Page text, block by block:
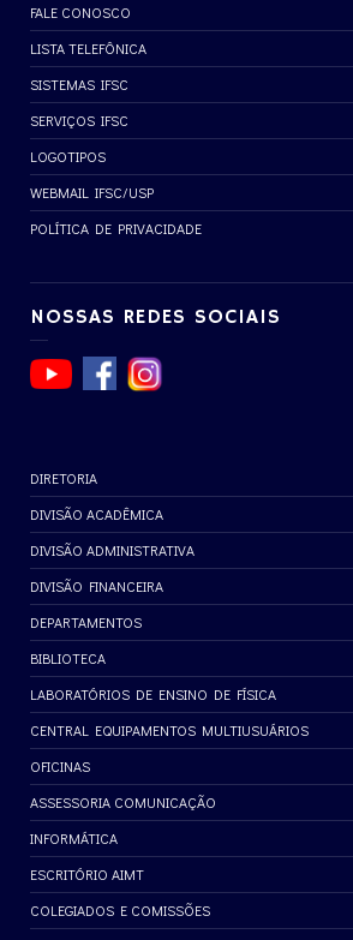
FALE CONOSCO
LISTA TELEFÔNICA
SISTEMAS IFSC
SERVIÇOS IFSC
LOGOTIPOS
WEBMAIL IFSC/USP
POLÍTICA DE PRIVACIDADE
NOSSAS REDES SOCIAIS
DIRETORIA
DIVISÃO ACADÊMICA
DIVISÃO ADMINISTRATIVA
DIVISÃO FINANCEIRA
DEPARTAMENTOS
BIBLIOTECA
LABORATÓRIOS DE ENSINO DE FÍSICA
CENTRAL EQUIPAMENTOS MULTIUSUÁRIOS
OFICINAS
ASSESSORIA COMUNICAÇÃO
INFORMÁTICA
ESCRITÓRIO AIMT
COLEGIADOS E COMISSÕES